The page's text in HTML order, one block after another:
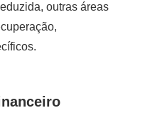
outras áreas